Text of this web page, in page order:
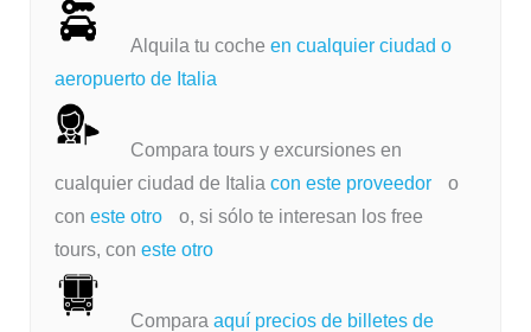
Alquila tu coche en cualquier ciudad o
aeropuerto de Italia
Compara tours y excursiones en
cualquier ciudad de Italia con este proveedor
o
con este otro
o, si sólo te interesan los free
tours, con este otro
Compara aquí precios de billetes de